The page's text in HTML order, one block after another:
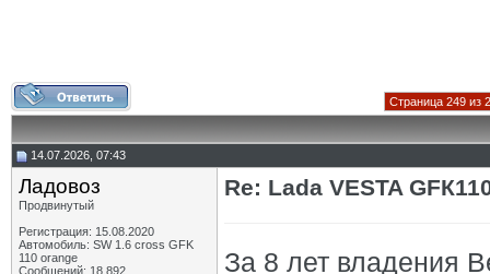
Страница 249 из
14.07.2026, 07:43
Ладовоз
Продвинутый
Регистрация: 15.08.2020
Автомобиль: SW 1.6 cross GFK
110 orange
Сообщений: 18,892
Re: Lada VESTA
За 8 лет владения